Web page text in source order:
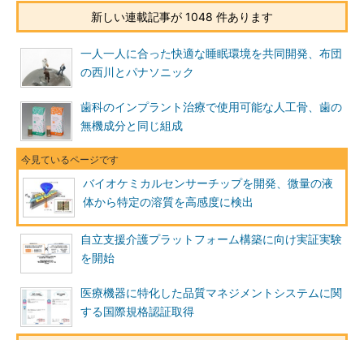
新しい連載記事が 1048 件あります
一人一人に合った快適な睡眠環境を共同開発、布団
の西川とパナソニック
歯科のインプラント治療で使用可能な人工骨、歯の
無機成分と同じ組成
バイオケミカルセンサーチップを開発、微量の液
体から特定の溶質を高感度に検出
自立支援介護プラットフォーム構築に向け実証実験
を開始
医療機器に特化した品質マネジメントシステムに関
する国際規格認証取得